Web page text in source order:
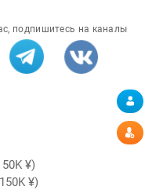
подпишитесь на каналы
¥)
¥)